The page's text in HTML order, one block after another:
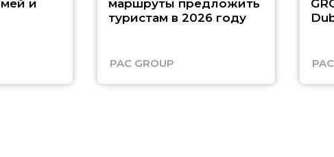
и
маршруты предложить
туристам в 2026 году
PAC GROUP